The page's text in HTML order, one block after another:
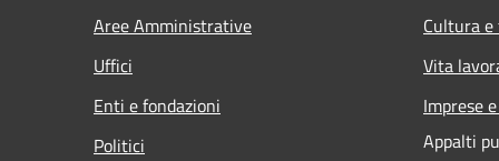
Aree Amministrative
Uffici
Enti e fondazioni
Politici
Cultura
Vita
Imprese
Appalti